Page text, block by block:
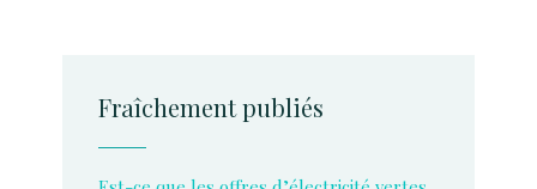
Fraîchement publiés